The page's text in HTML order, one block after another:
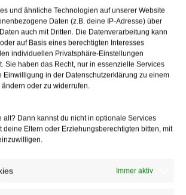
und ähnliche Technologien auf unserer Website
Daten (z.B. deine IP-Adresse) über
auch mit Dritten. Die Datenverarbeitung kann
auf Basis eines berechtigten Interesses
individuellen Privatsphäre-Einstellungen
Sie haben das Recht, nur in essenzielle Services
Einwilligung in der Datenschutzerklärung zu einem
oder zu widerrufen.
alt? Dann kannst du nicht in optionale Services
deine Eltern oder Erziehungsberechtigten bitten, mit
Immer aktiv
dass die tatsächlich zurückgelegte
Anschlussflugs die Entfernung zwischen Start-
auf die Berechnung des
,WSSK